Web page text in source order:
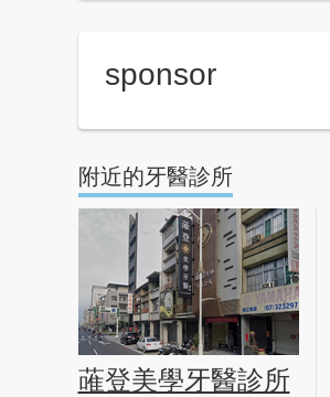
sponsor
附近的牙醫診所
蓶登美學牙醫診所